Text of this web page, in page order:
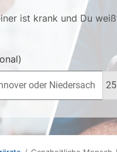
ist krank und Du